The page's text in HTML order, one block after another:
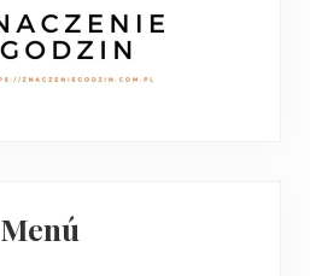
Menú